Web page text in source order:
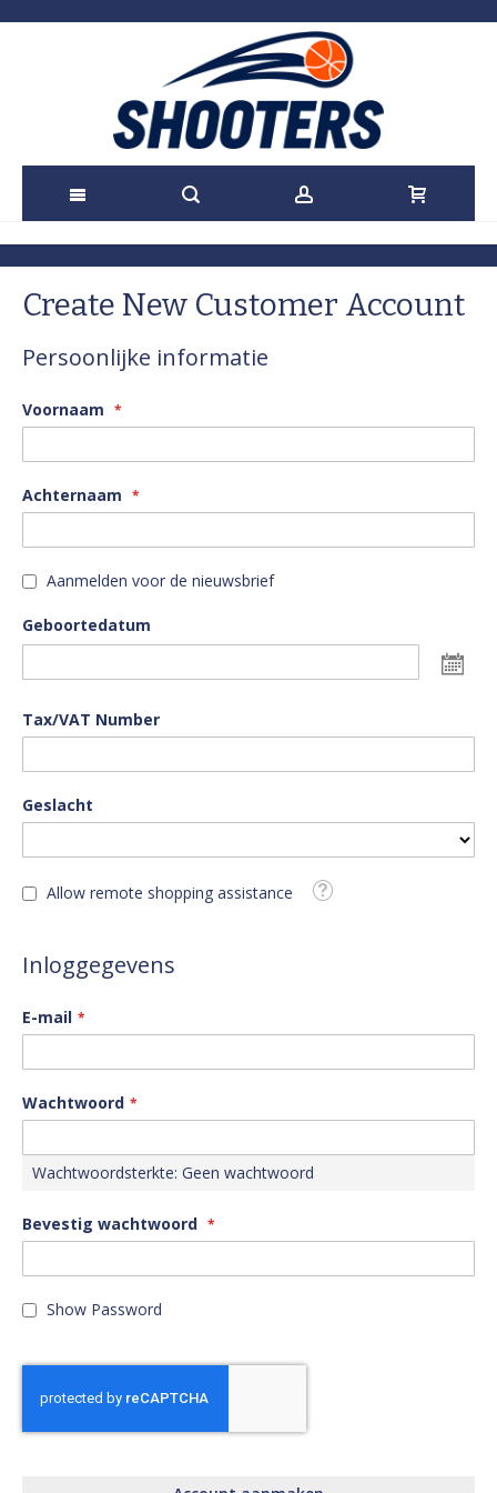
Ga
de
inhoud
Create New Customer Account
Persoonlijke informatie
Voornaam
Achternaam
Aanmelden voor de nieuwsbrief
Geboortedatum
Tax/VAT Number
Geslacht
Allow remote shopping assistance Tooltip
Inloggegevens
E-mail
Wachtwoord
Wachtwoordsterkte: Geen wachtwoord
Bevestig wachtwoord
Show Password